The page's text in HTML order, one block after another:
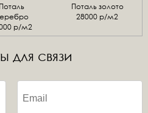
Поталь
р/м2
Поталь золото
28000 р/м2
для связи